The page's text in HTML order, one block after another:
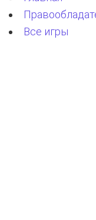
Все игры